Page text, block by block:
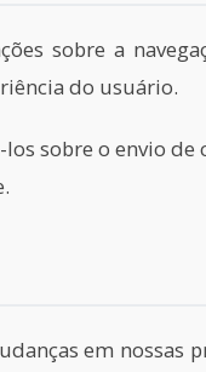
sobre a
do usuário.
sobre o envio de
em nossas